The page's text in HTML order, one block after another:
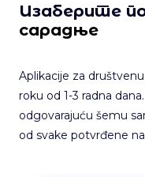
Изаберите
сарадње
Aplikacije za
roku od 1-3 radna
odgovarajuću šemu
od svake potvrđene